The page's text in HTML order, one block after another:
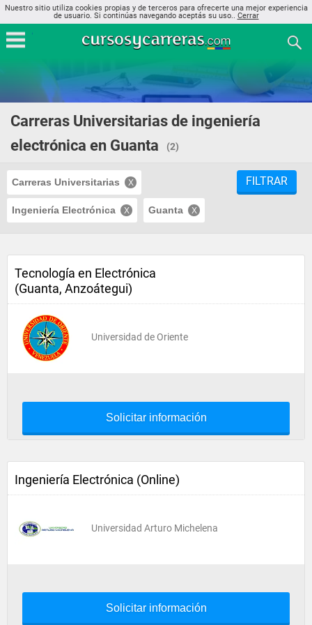
Nuestro sitio utiliza cookies propias y de terceros para ofrecerte una mejor experiencia
de usuario. Si continúas navegando aceptás su uso.. Cerrar
Carreras Universitarias de ingeniería
electrónica en Guanta
(2)
Carreras Universitarias
Ingeniería Electrónica Guanta
FILTRAR
Tecnología en Electrónica
(Guanta, Anzoátegui)
Universidad de Oriente
Solicitar información
Ingeniería Electrónica (Online)
Universidad Arturo Michelena
Solicitar información